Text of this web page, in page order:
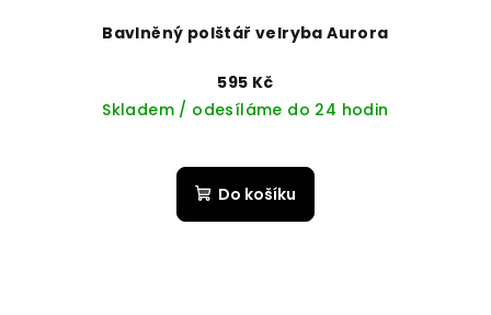
Bavlněný polštář velryba Aurora
595 Kč
Skladem / odesíláme do 24 hodin
Do košíku